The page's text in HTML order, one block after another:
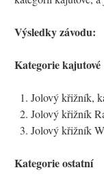
Výsledky závodu:
Kategorie kajutové
Jolový křižník,
Jolový křižník
Jolový křižník
Kategorie ostatní